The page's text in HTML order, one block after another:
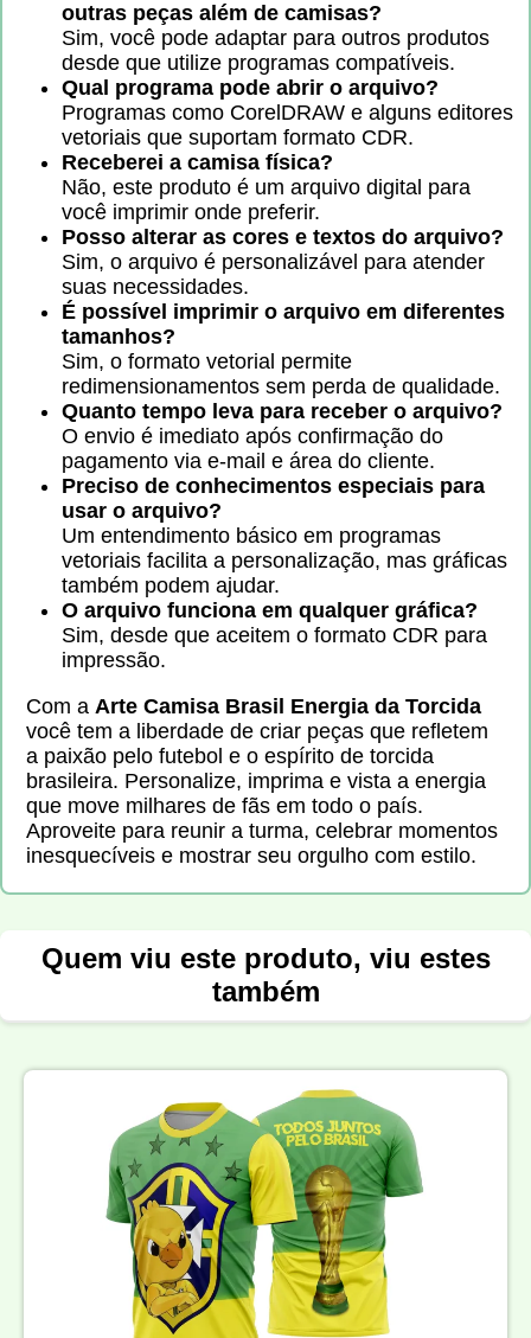
outras peças além de camisas?
Sim, você pode adaptar para outros produtos
desde que utilize programas compatíveis.
Qual programa pode abrir o arquivo?
Programas como CorelDRAW e alguns editores
vetoriais que suportam formato CDR.
Receberei a camisa física?
Não, este produto é um arquivo digital para
você imprimir onde preferir.
Posso alterar as cores e textos do arquivo?
Sim, o arquivo é personalizável para atender
suas necessidades.
É possível imprimir o arquivo em diferentes
tamanhos?
Sim, o formato vetorial permite
redimensionamentos sem perda de qualidade.
Quanto tempo leva para receber o arquivo?
O envio é imediato após confirmação do
pagamento via e-mail e área do cliente.
Preciso de conhecimentos especiais para
usar o arquivo?
Um entendimento básico em programas
vetoriais facilita a personalização, mas gráficas
também podem ajudar.
O arquivo funciona em qualquer gráfica?
Sim, desde que aceitem o formato CDR para
impressão.
Com a Arte Camisa Brasil Energia da Torcida
você tem a liberdade de criar peças que refletem
a paixão pelo futebol e o espírito de torcida
brasileira. Personalize, imprima e vista a energia
que move milhares de fãs em todo o país.
Aproveite para reunir a turma, celebrar momentos
inesquecíveis e mostrar seu orgulho com estilo.
Quem viu este produto, viu estes
também